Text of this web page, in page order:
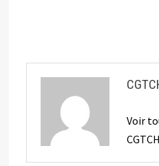
Voir